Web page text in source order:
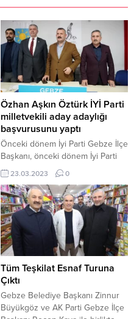
Özhan Aşkın Öztürk İYİ Parti
milletvekili aday adaylığı
başvurusunu yaptı
Önceki dönem İyi Parti Gebze İlçe
Başkanı, önceki dönem İyi Parti
Kocaeli İl Başkanvekili, Gebze
Ticaret Odası Meclis Üyesi Özhan
Aşkın Öztürk, Ankara’ya giderek
İyi Parti Genel Merkezi’nde
milletvekili aday adaylığı
başvurusunu gerçekleştirdi.
Başarılı siyaset insanı 28’inci
Dönem Milletvekili seçimi için
başkentteki görüşmelerini
tamamladı. Öztürk, İYİ Parti Genel
Merkezi’ne giderek...
23.03.2023 0
Tüm Teşkilat Esnaf Turuna
Çıktı
Gebze Belediye Başkanı Zinnur
Büyükgöz ve AK Parti Gebze İlçe